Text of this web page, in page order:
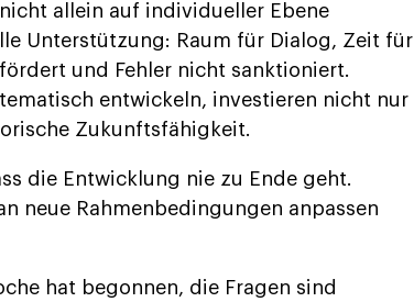
allein auf individueller Ebene
Unterstützung: Raum für Dialog, Zeit für
und Fehler nicht sanktioniert.
entwickeln, investieren nicht nur
Zukunftsfähigkeit.
die Entwicklung nie zu Ende geht.
neue Rahmenbedingungen anpassen
hat begonnen, die Fragen sind